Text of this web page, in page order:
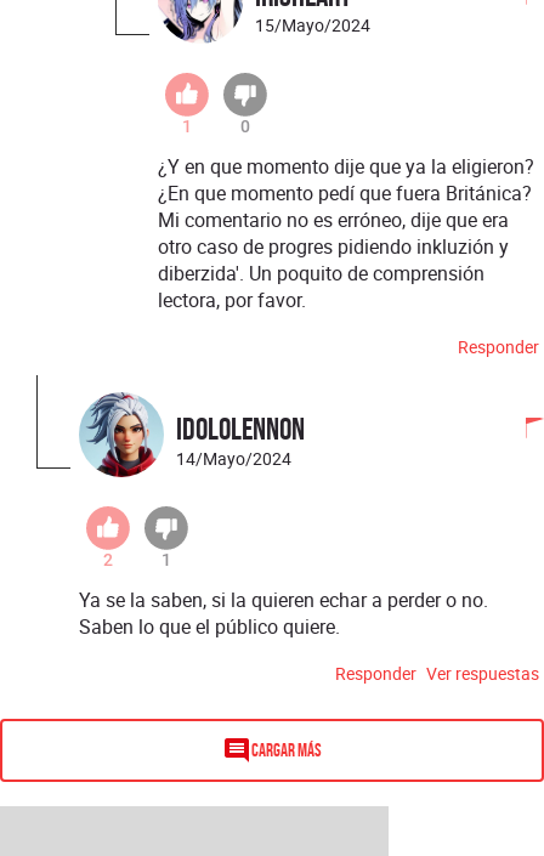
15/Mayo/2024
1 0
¿Y en que momento dije que ya la eligieron?
¿En que momento pedí que fuera Británica?
Mi comentario no es erróneo, dije que era
otro caso de progres pidiendo inkluzión y
diberzida'. Un poquito de comprensión
lectora, por favor.
Responder
idololennon
14/Mayo/2024
2 1
Ya se la saben, si la quieren echar a perder o no.
Saben lo que el público quiere.
Responder Ver respuestas
Cargar más